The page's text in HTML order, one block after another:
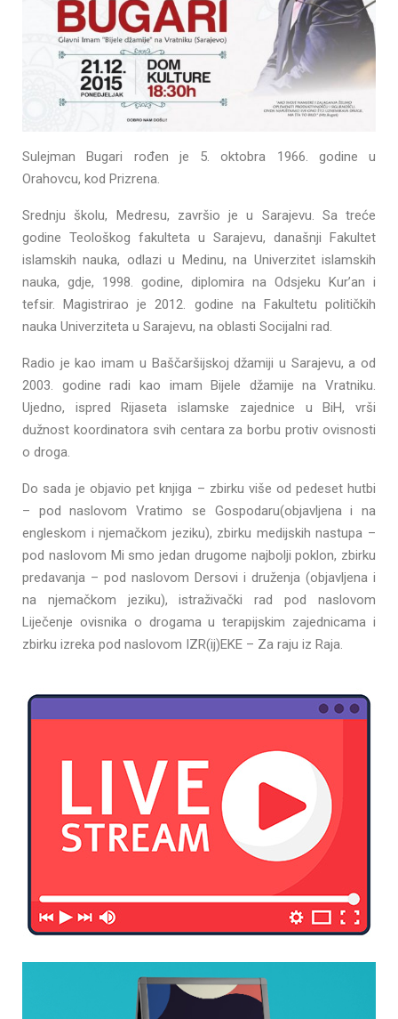
Sulejman Bugari rođen je 5. oktobra 1966. godine u
Orahovcu, kod Prizrena.
Srednju školu, Medresu, završio je u Sarajevu. Sa treće
godine Teološkog fakulteta u Sarajevu, današnji Fakultet
islamskih nauka, odlazi u Medinu, na Univerzitet islamskih
nauka, gdje, 1998. godine, diplomira na Odsjeku Kur’an i
tefsir. Magistrirao je 2012. godine na Fakultetu političkih
nauka Univerziteta u Sarajevu, na oblasti Socijalni rad.
Radio je kao imam u Baščaršijskoj džamiji u Sarajevu, a od
2003. godine radi kao imam Bijele džamije na Vratniku.
Ujedno, ispred Rijaseta islamske zajednice u BiH, vrši
dužnost koordinatora svih centara za borbu protiv ovisnosti
o droga.
Do sada je objavio pet knjiga – zbirku više od pedeset hutbi
– pod naslovom Vratimo se Gospodaru(objavljena i na
engleskom i njemačkom jeziku), zbirku medijskih nastupa –
pod naslovom Mi smo jedan drugome najbolji poklon, zbirku
predavanja – pod naslovom Dersovi i druženja (objavljena i
na njemačkom jeziku), istraživački rad pod naslovom
Liječenje ovisnika o drogama u terapijskim zajednicama i
zbirku izreka pod naslovom IZR(ij)EKE – Za raju iz Raja.